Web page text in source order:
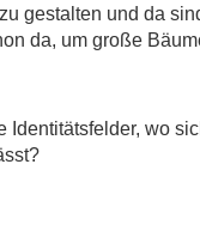
gestalten und da
da, um große
Identitätsfelder, wo